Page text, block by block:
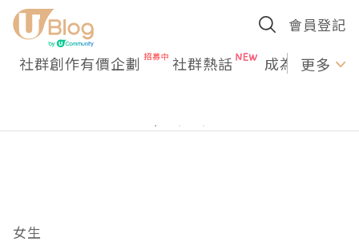
會員登記
社群創作有價企劃 社群熱話 成為U更多
女生